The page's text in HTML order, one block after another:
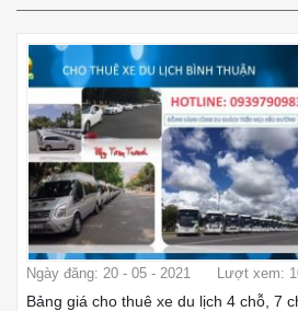
Ngày đăng: 20 - 05 - 2021 Lượt xem:
Bảng giá cho thuê xe du lịch 4 chỗ, 7